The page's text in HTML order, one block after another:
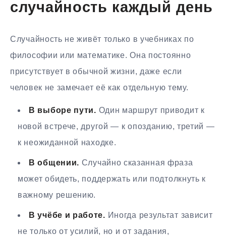
случайность каждый день
Случайность не живёт только в учебниках по
философии или математике. Она постоянно
присутствует в обычной жизни, даже если
человек не замечает её как отдельную тему.
В выборе пути. Один маршрут приводит к
новой встрече, другой — к опозданию, третий —
к неожиданной находке.
В общении. Случайно сказанная фраза
может обидеть, поддержать или подтолкнуть к
важному решению.
В учёбе и работе. Иногда результат зависит
не только от усилий, но и от задания,